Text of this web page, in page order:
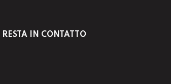
RESTA IN CONTATTO